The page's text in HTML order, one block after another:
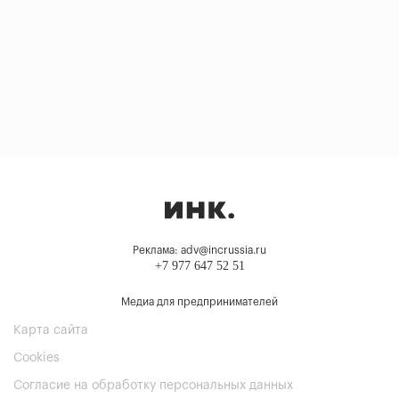
Реклама: adv@incrussia.ru
+7 977 647 52 51
Медиа для предпринимателей
Карта сайта
Cookies
Согласие на обработку персональных данных